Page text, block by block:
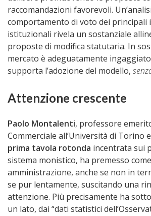
raccomandazioni favorevoli.
comportamento di voto dei principali
istituzionali rivela un sostanziale
proposte di modifica statutaria. In
mercato è adeguatamente
supporta l’adozione del modello,
Attenzione crescente
Paolo Montalenti, professore
Commerciale all’Università di Torino
prima tavola rotonda incentrata sui
sistema monistico, ha premesso
amministrazione, anche se non in
se pur lentamente, suscitando una
attenzione. Più precisamente ha
un lato, dai “dati statistici